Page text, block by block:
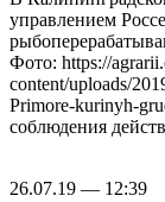
управлением
Фото: https://
content/uploads/
Primore-kurinyh-
соблюдения
26.07.19 — 12:39